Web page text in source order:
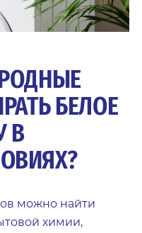
БЕЛОЕ
В
можно найти
химии,